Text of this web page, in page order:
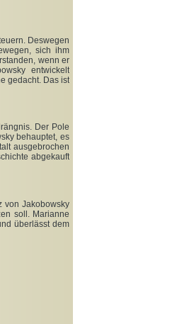
Deswegen
sich ihm
wenn er
entwickelt
gedacht. Das ist
Der Pole
behauptet, es
ausgebrochen
abgekauft
von Jakobowsky
soll. Marianne
überlässt dem